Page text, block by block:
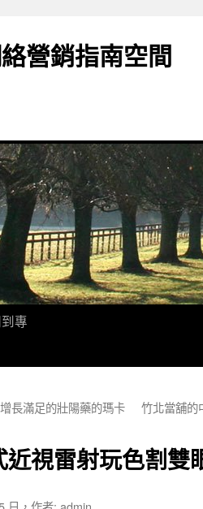
營銷指南空間
專
長滿足的壯陽藥的瑪卡
竹北當舖的
近視雷射玩色割雙